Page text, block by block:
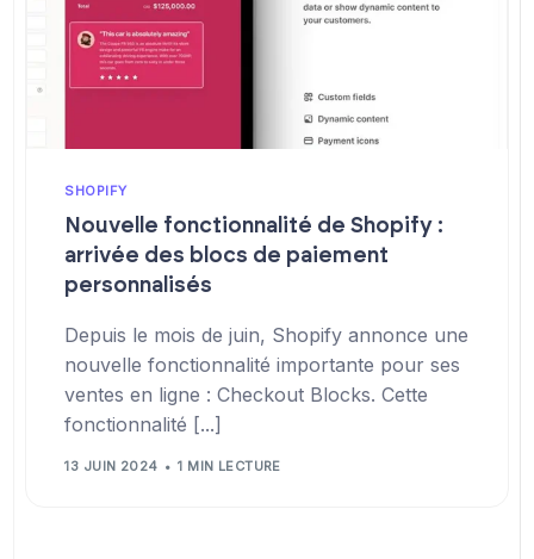
SHOPIFY
Nouvelle fonctionnalité de Shopify :
arrivée des blocs de paiement
personnalisés
Depuis le mois de juin, Shopify annonce une
nouvelle fonctionnalité importante pour ses
ventes en ligne : Checkout Blocks. Cette
fonctionnalité [...]
13 JUIN 2024 1 MIN LECTURE